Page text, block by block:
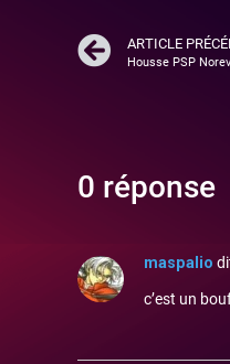
ARTICLE
Housse PSP
0 réponse
maspalio
c’est un